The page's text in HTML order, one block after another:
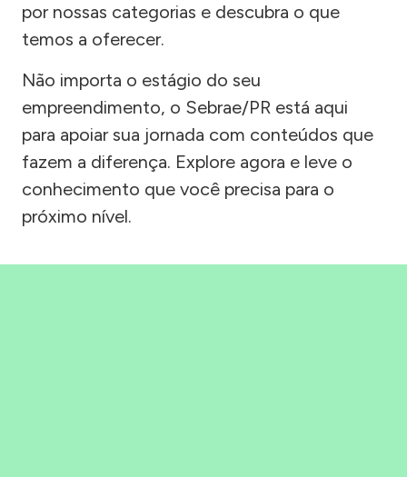
por nossas categorias e descubra o que
temos a oferecer.
Não importa o estágio do seu
empreendimento, o Sebrae/PR está aqui
para apoiar sua jornada com conteúdos que
fazem a diferença. Explore agora e leve o
conhecimento que você precisa para o
próximo nível.